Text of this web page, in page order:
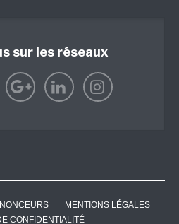
sur les réseaux
MENTIONS LÉGALES
CONFIDENTIALITÉ